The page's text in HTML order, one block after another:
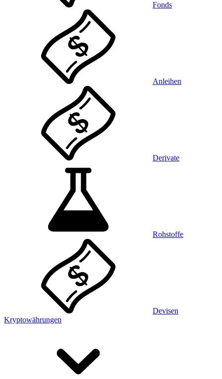
Fonds
Anleihen
Derivate
Rohstoffe
Devisen
Kryptowährungen